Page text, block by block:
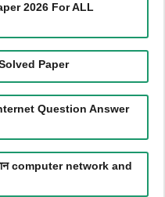
2026 For ALL
Paper
Question Answer
ज्ञान computer network and